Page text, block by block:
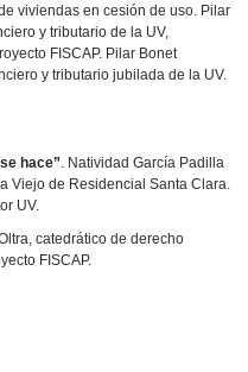
viviendas en cesión de uso. Pilar
y tributario de la UV,
FISCAP. Pilar Bonet
y tributario jubilada de la UV.
hace” . Natividad García Padilla
Viejo de Residencial Santa Clara.
UV.
catedrático de derecho
FISCAP.